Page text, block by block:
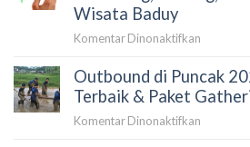
di
Camp
Curug
Wisata Baduy
Komentar Dinonaktifkan
Telepon
Reservasi
Outbound di Puncak
Terbaik & Paket
Komentar Dinonaktifkan